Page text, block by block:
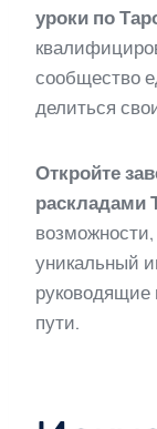
уроки по
сообщество
делиться
Откройте
раскладами
возможности,
уникальный
руководящие
пути.